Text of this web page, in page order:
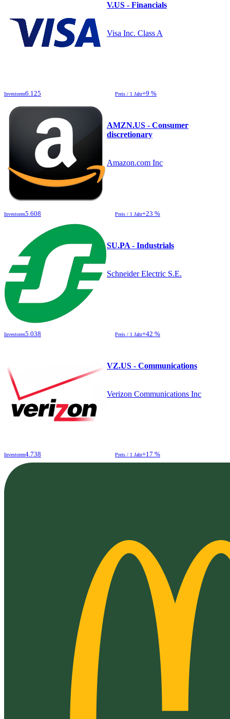
V.US - Financials
Visa Inc. Class A
Investoren6.125 Preis / 1 Jahr+9 %
AMZN.US - Consumer
discretionary
Amazon.com Inc
Investoren5.608 Preis / 1 Jahr+23 %
SU.PA - Industrials
Schneider Electric S.E.
Investoren5.038 Preis / 1 Jahr+42 %
VZ.US - Communications
Verizon Communications Inc
Investoren4.738 Preis / 1 Jahr+17 %